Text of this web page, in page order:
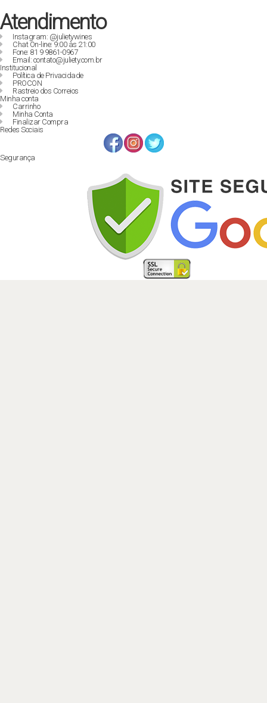
Atendimento
Instagram: @julietywines
Chat On-line: 9:00 às 21:00
Fone: 81 9 9861-0967
Email: contato@juliety.com.br
Institucional
Política de Privacidade
PROCON
Rastreio dos Correios
Minha conta
Carrinho
Minha Conta
Finalizar Compra
Redes Sociais
Segurança